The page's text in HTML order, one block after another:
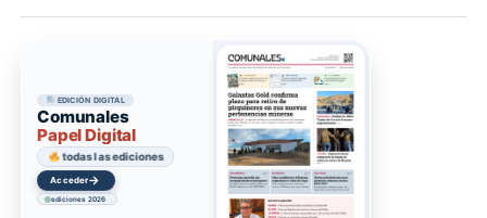
EDICIÓN DIGITAL
Comunales
Papel Digital
todas las ediciones
Acceder→
ediciones 2026